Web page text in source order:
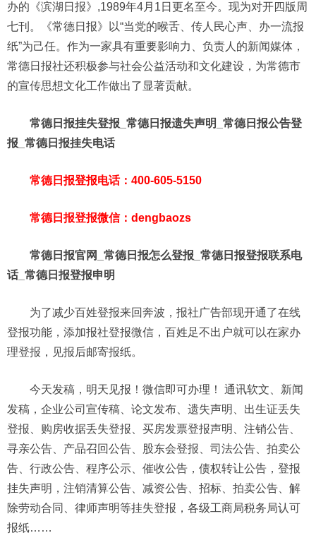
办的《滨湖日报》,1989年4月1日更名至今。现为对开四版周
七刊。《常德日报》以“当党的喉舌、传人民心声、办一流报
纸”为己任。作为一家具有重要影响力、负责人的新闻媒体，
常德日报社‌还积极参与社会公益活动和文化建设，‌为常德市
的宣传思想文化工作做出了显著贡献。‌
常德日报挂失登报_常德日报遗失声明_常德日报公告登
报_常德日报挂失电话
常德日报登报电话：400-605-5150
常德日报登报微信：dengbaozs
常德日报官网_常德日报怎么登报_常德日报登报联系电
话_常德日报登报申明
为了减少百姓登报来回奔波，报社广告部现开通了在线
登报功能，添加报社登报微信，百姓足不出户就可以在家办
理登报，见报后邮寄报纸。
今天发稿，明天见报！微信即可办理！ 通讯软文、新闻
发稿，企业公司宣传稿、论文发布、遗失声明、出生证丢失
登报、购房收据丢失登报、买房发票登报声明、注销公告、
寻亲公告、产品召回公告、股东会登报、司法公告、拍卖公
告、行政公告、程序公示、催收公告，债权转让公告，登报
挂失声明，注销清算公告、减资公告、招标、拍卖公告、解
除劳动合同、律师声明等挂失登报，各级工商局税务局认可
报纸……